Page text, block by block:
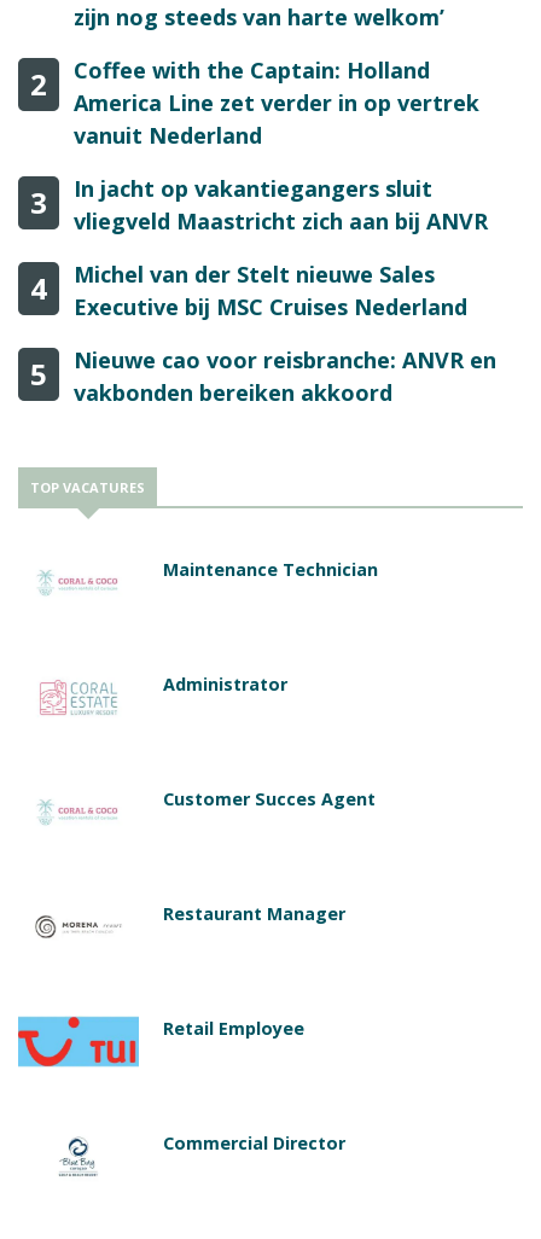
zijn nog steeds van harte welkom’
2
Coffee with the Captain: Holland
America Line zet verder in op vertrek
vanuit Nederland
3
In jacht op vakantiegangers sluit
vliegveld Maastricht zich aan bij ANVR
4
Michel van der Stelt nieuwe Sales
Executive bij MSC Cruises Nederland
5
Nieuwe cao voor reisbranche: ANVR en
vakbonden bereiken akkoord
TOP VACATURES
Maintenance Technician
Administrator
Customer Succes Agent
Restaurant Manager
Retail Employee
Commercial Director